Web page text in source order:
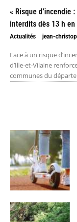
« Risque d’incendie
interdits dès 13 h
Actualités jean-
Face à un risque
d’Ille-et-Vilaine
communes du